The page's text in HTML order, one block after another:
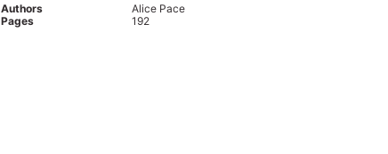
Authors
Alice Pace
Pages
192